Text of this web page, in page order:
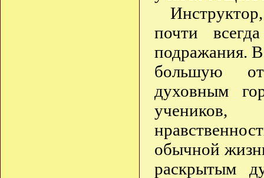
почти
подражания. В
большую
духовным
учеников,
обычной
раскрытым